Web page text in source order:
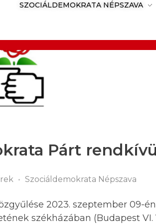
SZOCIÁLDEMOKRATA NÉPSZAVA
Párt
Szociáldemokrata Népszava
2023. szeptember 09-én
székházában (Budapest VI.